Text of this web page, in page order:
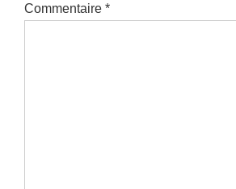
Commentaire *